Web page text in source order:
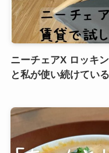
ニーチェアX ロッキ
と私が使い続けてい